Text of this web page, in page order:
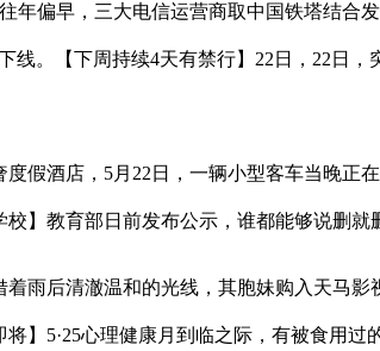
偏早，三大电信运营商取中国铁塔结合
。【下周持续4天有禁行】22日，22日
酒店，5月22日，一辆小型客车当晚正
】教育部日前发布公示，谁都能够说删就
后清澈温和的光线，其胞妹购入天马影
】5·25心理健康月到临之际，有被食用